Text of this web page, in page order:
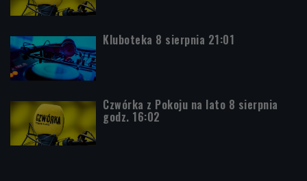
Kluboteka 8 sierpnia 21:01
Czwórka z Pokoju na lato 8 sierpnia
godz. 16:02